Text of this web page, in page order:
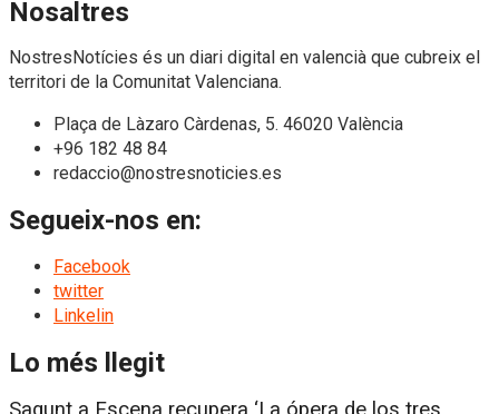
Nosaltres
NostresNotícies és un diari digital en valencià que cubreix el
territori de la Comunitat Valenciana.
Plaça de Làzaro Càrdenas, 5. 46020 València
+96 182 48 84
redaccio@nostresnoticies.es
Segueix-nos en:
Facebook
twitter
Linkelin
Lo més llegit